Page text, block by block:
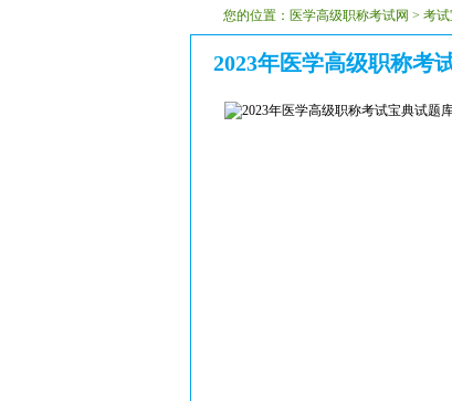
您的位置： 医学高级职称考试网 > 考
2023年医学高级职称考